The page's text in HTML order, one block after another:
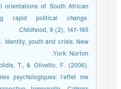
orientations of South African
rapid political change.
Childhood, 9 (2), 147-165.
Identity, youth and crisis. New
York: Norton.
T., & Olivetto, F. (2006).
psychologiques: l’effet me